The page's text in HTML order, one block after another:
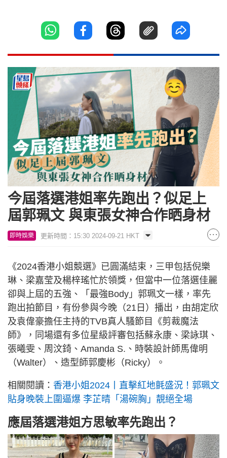
今屆落選港姐率先跑出？似足上
屆郭珮文 與東張女神合作晒身材
即時娛樂 更新時間：15:30 2024-09-21 HKT
《2024香港小姐競選》已圓滿結束，三甲包括倪樂
琳、梁嘉莹及楊梓瑤忙於領獎，但當中一位落選佳麗
卻與上屆的五強、「最強Body」郭珮文一樣，率先
跑出拍節目，有份參與今晚（21日）播出，由胡定欣
及袁偉豪擔任主持的TVB真人騷節目《剪裁魔法
師》，同場還有多位星級評審包括蘇永康、梁詠琪、
張曦雯、周汶錡、Amanda S.、時裝設計師馬偉明
（Walter）、造型師郭慶彬（Ricky）。
相關閱讀： 香港小姐2024丨直擊紅地氈盛況！郭珮文
貼身晚裝上圍逼爆 李芷晴「湯碗胸」靚絕全場
應屆落選港姐方思敏率先跑出？